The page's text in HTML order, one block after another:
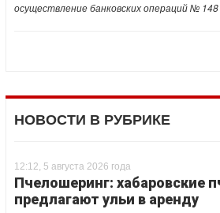
осуществление банковских операций №
НОВОСТИ В РУБРИКЕ
12:12, 5 августа 2026 года
Пчелошеринг: хабаровские
предлагают ульи в аренду